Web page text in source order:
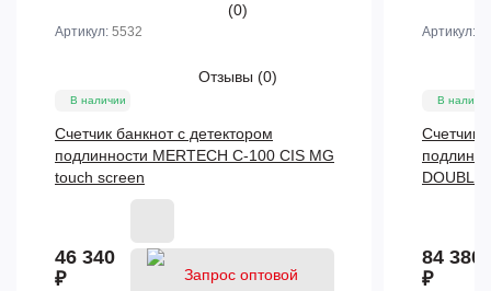
(0)
Артикул: 5532
Отзывы (0)
В наличии
Счетчик банкнот с детектором
подлинности MERTECH C-100 CIS MG
touch screen
46 340
₽
Артикул:
В
Счетчик
DOUBLE
84 380
₽